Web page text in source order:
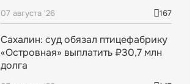
07 августа '26 167
Сахалин: суд обязал птицефабрику
«Островная» выплатить ₽30,7 млн
долга